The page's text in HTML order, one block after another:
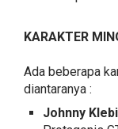
KARAKTER
Ada beberapa
diantaranya :
Johnny